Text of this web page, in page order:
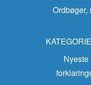
Ordbøger,
Nyeste